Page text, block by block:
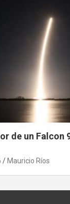
de un Falcon
Mauricio Ríos